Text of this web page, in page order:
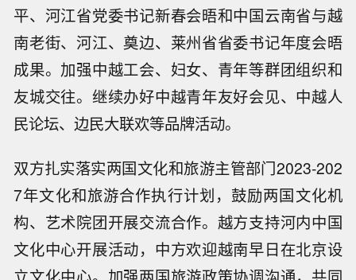
平、河江省党委书记新春会晤和中国云南省与越
南老街、河江、奠边、莱州省省委书记年度会晤
成果。加强中越工会、妇女、青年等群团组织和
友城交往。继续办好中越青年友好会见、中越人
民论坛、边民大联欢等品牌活动。
双方扎实落实两国文化和旅游主管部门2023-202
7年文化和旅游合作执行计划，鼓励两国文化机
构、艺术院团开展交流合作。越方支持河内中国
文化中心开展活动，中方欢迎越南早日在北京设